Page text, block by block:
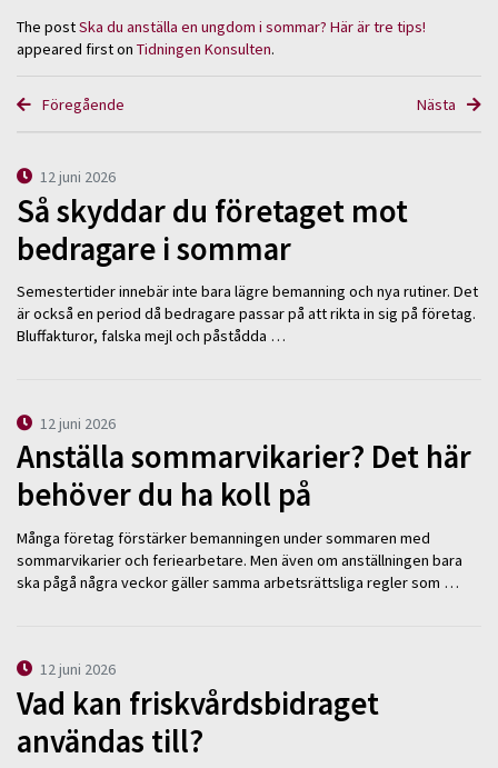
The postSka du anställa en ungdom i sommar? Här är tre tips!
appeared first on Tidningen Konsulten.
Föregående Nästa
12 juni 2026
Så skyddar du företaget mot
bedragare i sommar
Semestertider innebär inte bara lägre bemanning och nya rutiner. Det
är också en period då bedragare passar på att rikta in sig på företag.
Bluffakturor, falska mejl och påstådda …
12 juni 2026
Anställa sommarvikarier? Det här
behöver du ha koll på
Många företag förstärker bemanningen under sommaren med
sommarvikarier och feriearbetare. Men även om anställningen bara
ska pågå några veckor gäller samma arbetsrättsliga regler som …
12 juni 2026
Vad kan friskvårdsbidraget
användas till?